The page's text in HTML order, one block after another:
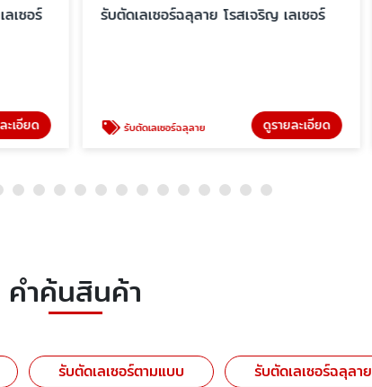
เซอร์
ะเอียด
รับตัดเลเซอร์ฉลุลาย โรสเจริญ เลเซอร์
รับตัดเลเซอร์ฉลุลาย ดูรายละเอียด
คำค้นสินค้า
รับตัดเลเซอร์ตามแบบ รับตัดเลเซอร์ฉลุลาย